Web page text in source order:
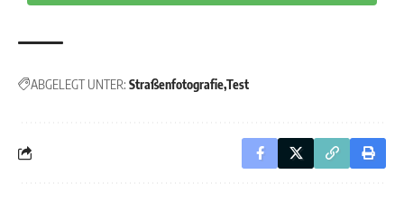
ABGELEGT UNTER: StraßenfotografieTest